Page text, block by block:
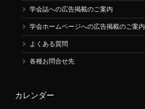
学会誌への広告掲載のご案内
学会ホームページへの広告掲載のご案内
よくある質問
各種お問合せ先
カレンダー